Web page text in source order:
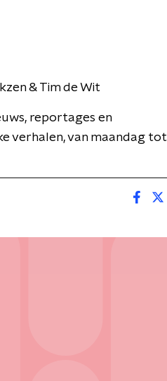
& Tim de Wit
reportages en
verhalen, van maandag tot